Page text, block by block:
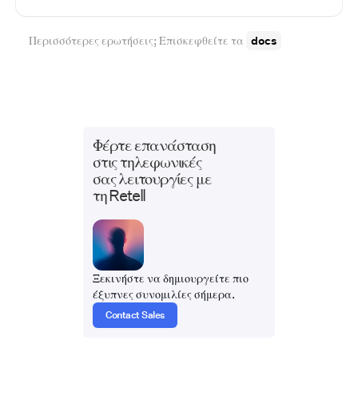
Περισσότερες ερωτήσεις; Επισκεφθείτε τα docs
Φέρτε επανάσταση
στις τηλεφωνικές
σας λειτουργίες με
τη Retell
Ξεκινήστε να δημιουργείτε πιο
έξυπνες συνομιλίες σήμερα.
Contact Sales